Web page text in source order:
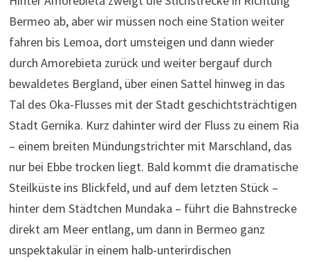
Bermeo ab, aber wir müssen noch eine Station weiter
fahren bis Lemoa, dort umsteigen und dann wieder
durch Amorebieta zurück und weiter bergauf durch
bewaldetes Bergland, über einen Sattel hinweg in das
Tal des Oka-Flusses mit der Stadt geschichtsträchtigen
Stadt Gernika. Kurz dahinter wird der Fluss zu einem Ria
– einem breiten Mündungstrichter mit Marschland, das
nur bei Ebbe trocken liegt. Bald kommt die dramatische
Steilküste ins Blickfeld, und auf dem letzten Stück –
hinter dem Städtchen Mundaka – führt die Bahnstrecke
direkt am Meer entlang, um dann in Bermeo ganz
unspektakulär in einem halb-unterirdischen